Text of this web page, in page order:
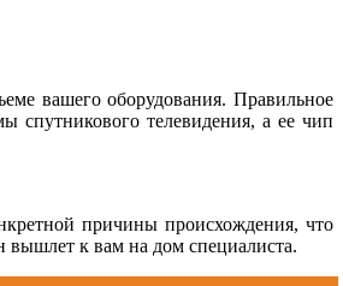
вашего оборудования. Правильное
спутникового телевидения, а ее чип
причины происхождения, что
вышлет к вам на дом специалиста.